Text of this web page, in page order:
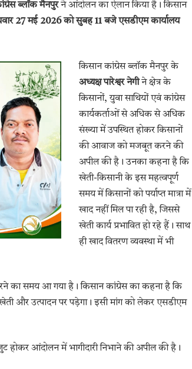
ब्लॉक मैनपुरने आंदोलन का ऐलान किया है। किसान
27 मई 2026 को सुबह 11 बजे एसडीएम कार्यालय
किसान कांग्रेस ब्लॉक मैनपुर के
अध्यक्षपारेश्वर नेगी ने क्षेत्र के
किसानों, युवा साथियों एवं कांग्रेस
कार्यकर्ताओं से अधिक से अधिक
संख्या में उपस्थित होकर किसानों
की आवाज को मजबूत करने की
अपील की है। उनका कहना है कि
खेती-किसानी के इस महत्वपूर्ण
समय में किसानों को पर्याप्त मात्रा में
खाद नहीं मिल पा रही है, जिससे
खेती कार्य प्रभावित हो रहे हैं। साथ
ही खाद वितरण व्यवस्था में भी
का समय आ गया है। किसान कांग्रेस का कहना है कि
और उत्पादन पर पड़ेगा। इसी मांग को लेकर एसडीएम
आंदोलन में भागीदारी निभाने की अपील की है।